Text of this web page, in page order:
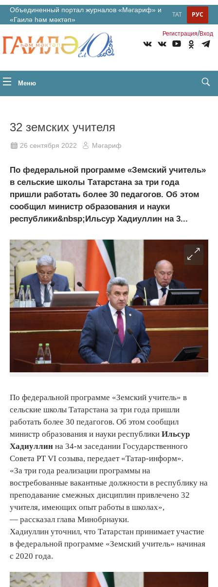
Объединенный портал журналов «Мәгариф» и
«Гаилә һәм мәктәп»
РУС
ТАТ
Регистрация/Вход
Меню
32 земских учителя
26 сентября 2022 Мәгариф
По федеральной программе «Земский учитель»
в сельские школы Татарстана за три года
пришли работать более 30 педагогов. Об этом
сообщил министр образования и науки
республики&nbsp;Ильсур Хадиуллин на 3...
По федеральной программе «Земский учитель» в
сельские школы Татарстана за три года пришли
работать более 30 педагогов. Об этом сообщил
министр образования и науки республики Ильсур
Хадиуллин на 34-м заседании Государственного
Совета РТ VI созыва, передает «Татар-информ».
«За три года реализации программы на
востребованные вакантные должности в республику на
преподавание смежных дисциплин привлечено 32
учителя, имеющих опыт работы в школах»,
— рассказал глава Минобрнауки.
Хадиуллин уточнил, что Татарстан принимает участие
в федеральной программе «Земский учитель» начиная
с 2020 года.